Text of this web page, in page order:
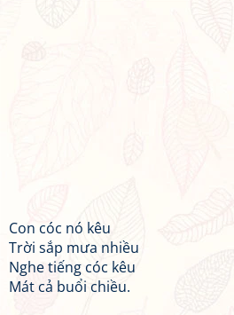
Con cóc nó kêu
Trời sắp mưa nhiều
Nghe tiếng cóc kêu
Mát cả buổi chiều.